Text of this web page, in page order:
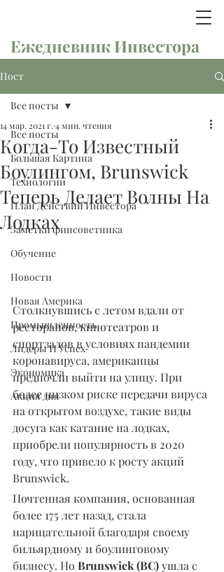
Ежедневник Инвестора
Пост
Все посты
Большая Картина
Технологии
План Действий Инвестора
Заметки финсоветника
Обучение
Новости
Новая Америка
Промышленность
Лидеры И Успех
Экономика
Акция дня
Все посты
Когда-То Известный
Боулингом, Brunswick
Теперь Делает Волны На
Лодках
14 мар. 2021 г. 4 мин. чтения
Столкнувшись с летом вдали от
ресторанов, кинотеатров и
спортзалов в условиях пандемии
коронавируса, американцы
предпочли выйти на улицу. При
более низком риске передачи вируса
на открытом воздухе, такие виды
досуга как катание на лодках,
приобрели популярность в 2020
году, что привело к росту акций
Brunswick.
Почтенная компания, основанная
более 175 лет назад, стала
нарицательной благодаря своему
бильярдному и боулинговому
бизнесу. Но Brunswick (BC) ушла с